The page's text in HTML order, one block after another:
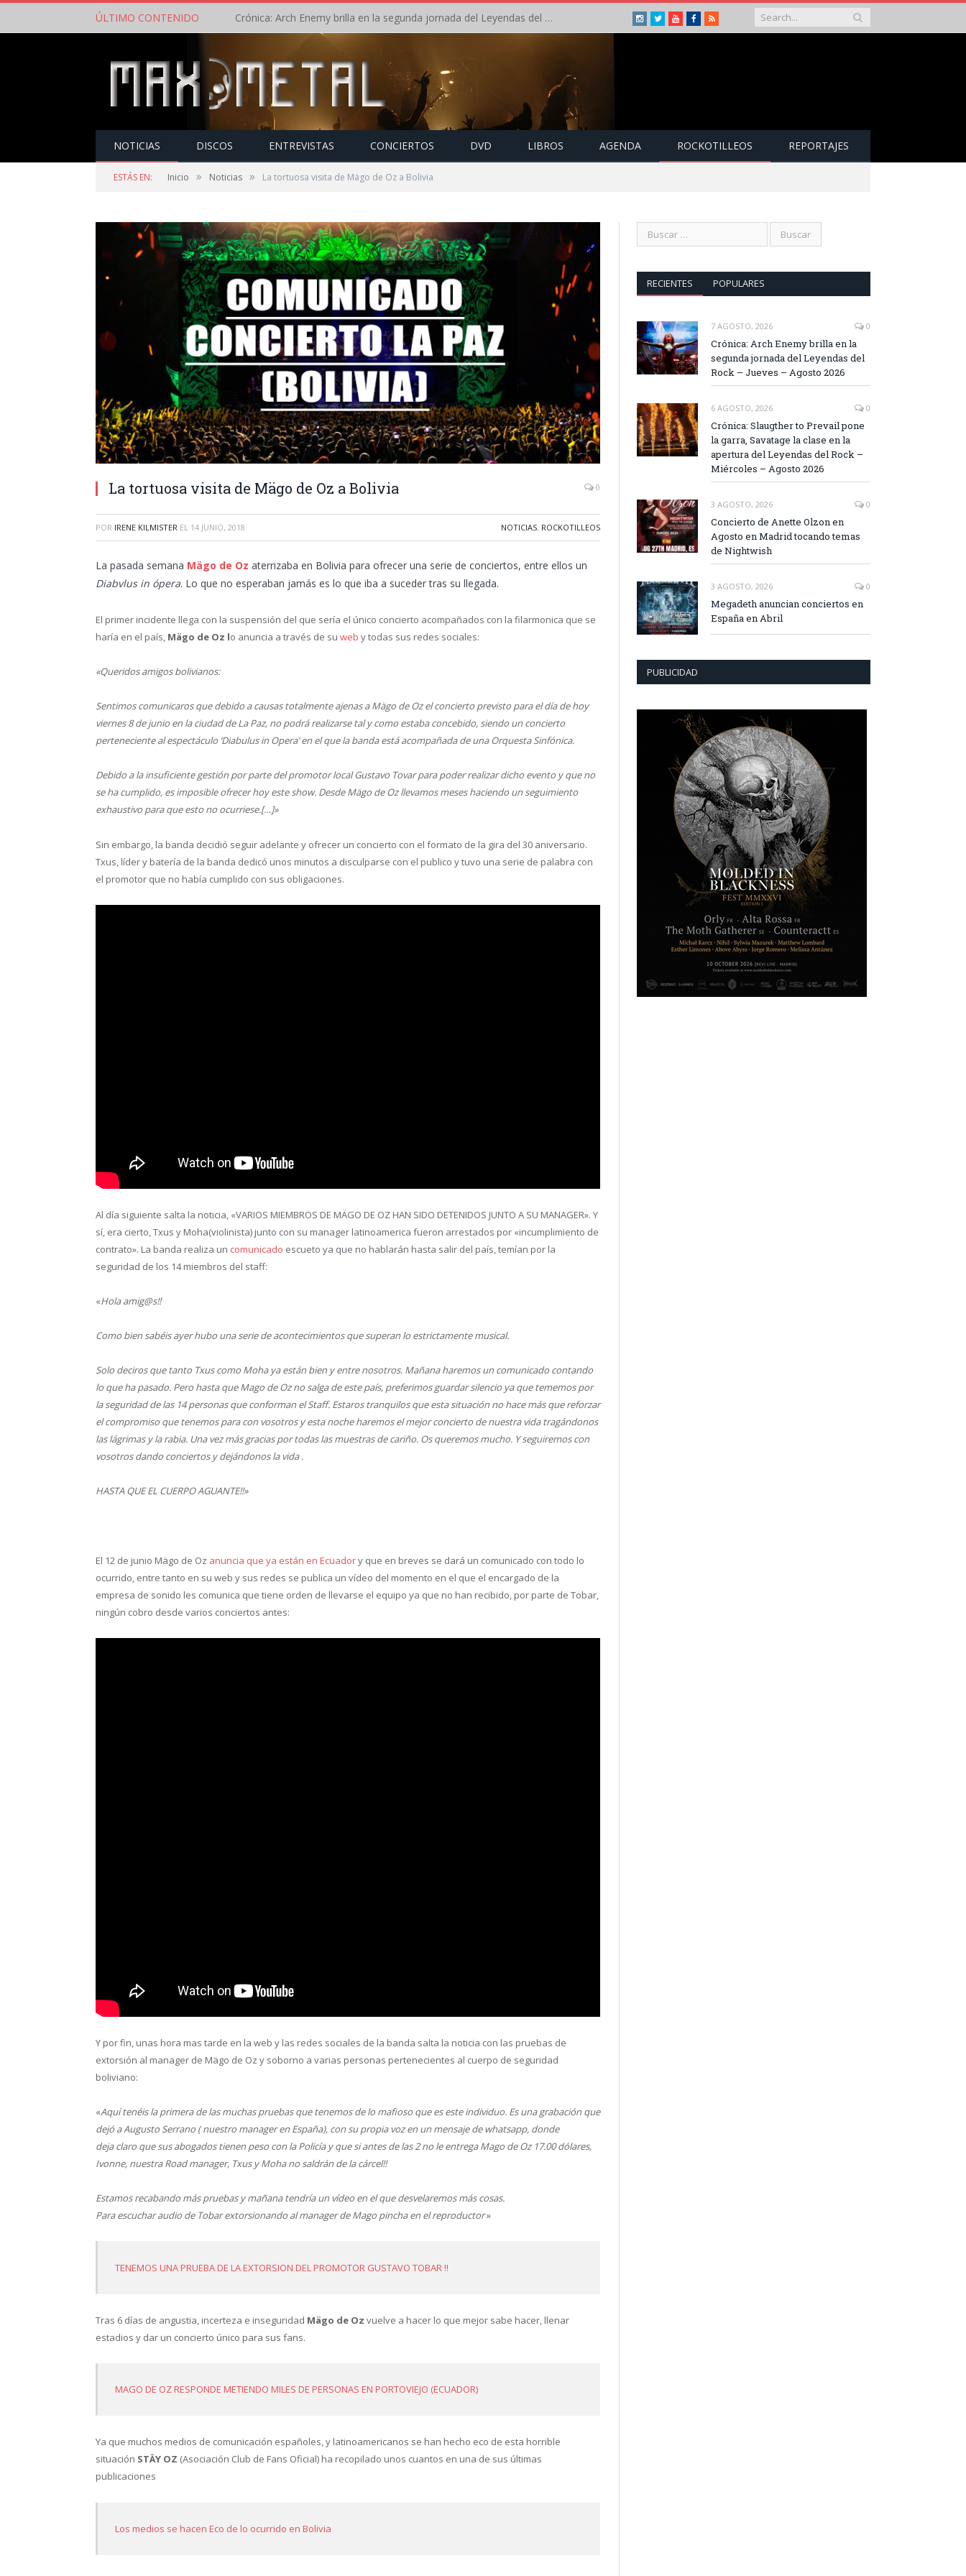
ÚLTIMO CONTENIDO Crónica: Arch Enemy brilla en la segunda jornada del Leyendas del Rock – Jueves – Agosto 2026 Instagram
TwitterYoutubeFacebook
RSS
NOTICIAS DISCOS ENTREVISTAS CONCIERTOS DVD LIBROS AGENDA ROCKOTILLEOS REPORTAJES
ESTÁS EN: Inicio » Noticias » La tortuosa visita de Mägo de Oz a Bolivia
La tortuosa visita de Mägo de Oz a Bolivia 0
POR IRENE KILMISTER EL 14 JUNIO, 2018 NOTICIAS, ROCKOTILLEOS
La pasada semana Mägo de Oz aterrizaba en Bolivia para ofrecer una serie de conciertos, entre ellos un
Diabvlus in ópera. Lo que no esperaban jamás es lo que iba a suceder tras su llegada.
El primer incidente llega con la suspensión del que sería el único concierto acompañados con la filarmonica que se
haría en el país, Mägo de Oz lo anuncia a través de su web y todas sus redes sociales:
«Queridos amigos bolivianos:
Sentimos comunicaros que debido a causas totalmente ajenas a Mägo de Oz el concierto previsto para el día de hoy
viernes 8 de junio en la ciudad de La Paz, no podrá realizarse tal y como estaba concebido, siendo un concierto
perteneciente al espectáculo ‘Diabulus in Opera’ en el que la banda está acompañada de una Orquesta Sinfónica.
Debido a la insuficiente gestión por parte del promotor local Gustavo Tovar para poder realizar dicho evento y que no
se ha cumplido, es imposible ofrecer hoy este show. Desde Mägo de Oz llevamos meses haciendo un seguimiento
exhaustivo para que esto no ocurriese.[…]»
Sin embargo, la banda decidió seguir adelante y ofrecer un concierto con el formato de la gira del 30 aniversario.
Txus, líder y batería de la banda dedicó unos minutos a disculparse con el publico y tuvo una serie de palabra con
el promotor que no había cumplido con sus obligaciones.
Al día siguiente salta la noticia, «VARIOS MIEMBROS DE MÄGO DE OZ HAN SIDO DETENIDOS JUNTO A SU MANAGER». Y
sí, era cierto, Txus y Moha(violinista) junto con su manager latinoamerica fueron arrestados por «incumplimiento de
contrato». La banda realiza un comunicado escueto ya que no hablarán hasta salir del país, temían por la
seguridad de los 14 miembros del staff:
«Hola amig@s!!
Como bien sabéis ayer hubo una serie de acontecimientos que superan lo estrictamente musical.
Solo deciros que tanto Txus como Moha ya están bien y entre nosotros. Mañana haremos un comunicado contando
lo que ha pasado. Pero hasta que Mago de Oz no salga de este país, preferimos guardar silencio ya que tememos por
la seguridad de las 14 personas que conforman el Staff. Estaros tranquilos que esta situación no hace más que reforzar
el compromiso que tenemos para con vosotros y esta noche haremos el mejor concierto de nuestra vida tragándonos
las lágrimas y la rabia. Una vez más gracias por todas las muestras de cariño. Os queremos mucho. Y seguiremos con
vosotros dando conciertos y dejándonos la vida .
HASTA QUE EL CUERPO AGUANTE!!»
El 12 de junio Mägo de Oz anuncia que ya están en Ecuadory que en breves se dará un comunicado con todo lo
ocurrido, entre tanto en su web y sus redes se publica un vídeo del momento en el que el encargado de la
empresa de sonido les comunica que tiene orden de llevarse el equipo ya que no han recibido, por parte de Tobar,
ningún cobro desde varios conciertos antes:
Y por fin, unas hora mas tarde en la web y las redes sociales de la banda salta la noticia con las pruebas de
extorsión al manager de Mägo de Oz y soborno a varias personas pertenecientes al cuerpo de seguridad
boliviano:
«Aquí tenéis la primera de las muchas pruebas que tenemos de lo mafioso que es este individuo. Es una grabación que
dejó a Augusto Serrano ( nuestro manager en España), con su propia voz en un mensaje de whatsapp, donde
deja claro que sus abogados tienen peso con la Policía y que si antes de las 2 no le entrega Mago de Oz 17.00 dólares,
Ivonne, nuestra Road manager, Txus y Moha no saldrán de la cárcel!!
Estamos recabando más pruebas y mañana tendría un vídeo en el que desvelaremos más cosas.
Para escuchar audio de Tobar extorsionando al manager de Mago pincha en el reproductor»
TENEMOS UNA PRUEBA DE LA EXTORSION DEL PROMOTOR GUSTAVO TOBAR !!
Tras 6 días de angustia, incerteza e inseguridad Mägo de Oz vuelve a hacer lo que mejor sabe hacer, llenar
estadios y dar un concierto único para sus fans.
MAGO DE OZ RESPONDE METIENDO MILES DE PERSONAS EN PORTOVIEJO (ECUADOR)
Ya que muchos medios de comunicación españoles, y latinoamericanos se han hecho eco de esta horrible
situación STÄY OZ (Asociación Club de Fans Oficial) ha recopilado unos cuantos en una de sus últimas
publicaciones
Los medios se hacen Eco de lo ocurrido en Bolivia
RECIENTES POPULARES
7 AGOSTO, 2026 0
Crónica: Arch Enemy brilla en la
segunda jornada del Leyendas del
Rock – Jueves – Agosto 2026
6 AGOSTO, 2026 0
Crónica: Slaugther to Prevail pone
la garra, Savatage la clase en la
apertura del Leyendas del Rock –
Miércoles – Agosto 2026
3 AGOSTO, 2026 0
Concierto de Anette Olzon en
Agosto en Madrid tocando temas
de Nightwish
3 AGOSTO, 2026 0
Megadeth anuncian conciertos en
España en Abril
PUBLICIDAD